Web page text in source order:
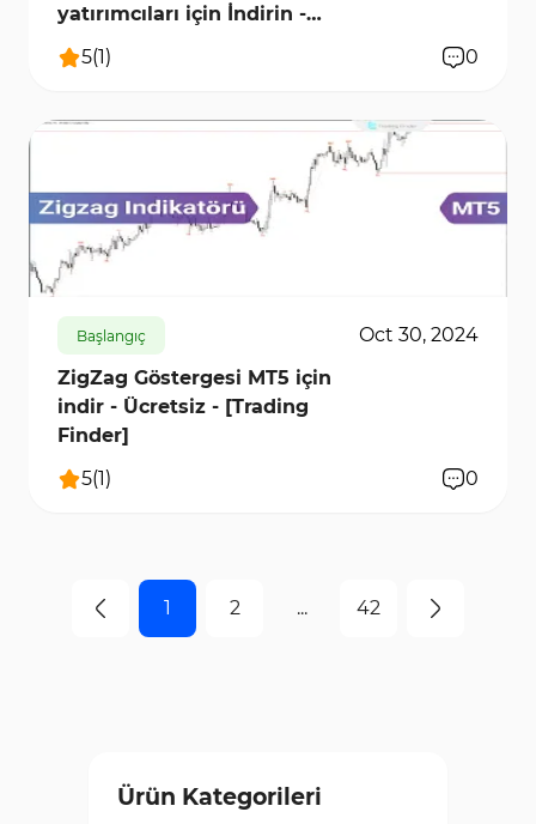
yatırımcıları için İndirin -
Ücretsiz
5(1) 0
2123 14274
Başlangıç
Oct 30, 2024
ZigZag Göstergesi MT5 için
indir - Ücretsiz - [Trading
Finder]
5(1 ) 0
1 2 ... 42
Ürün Kategorileri